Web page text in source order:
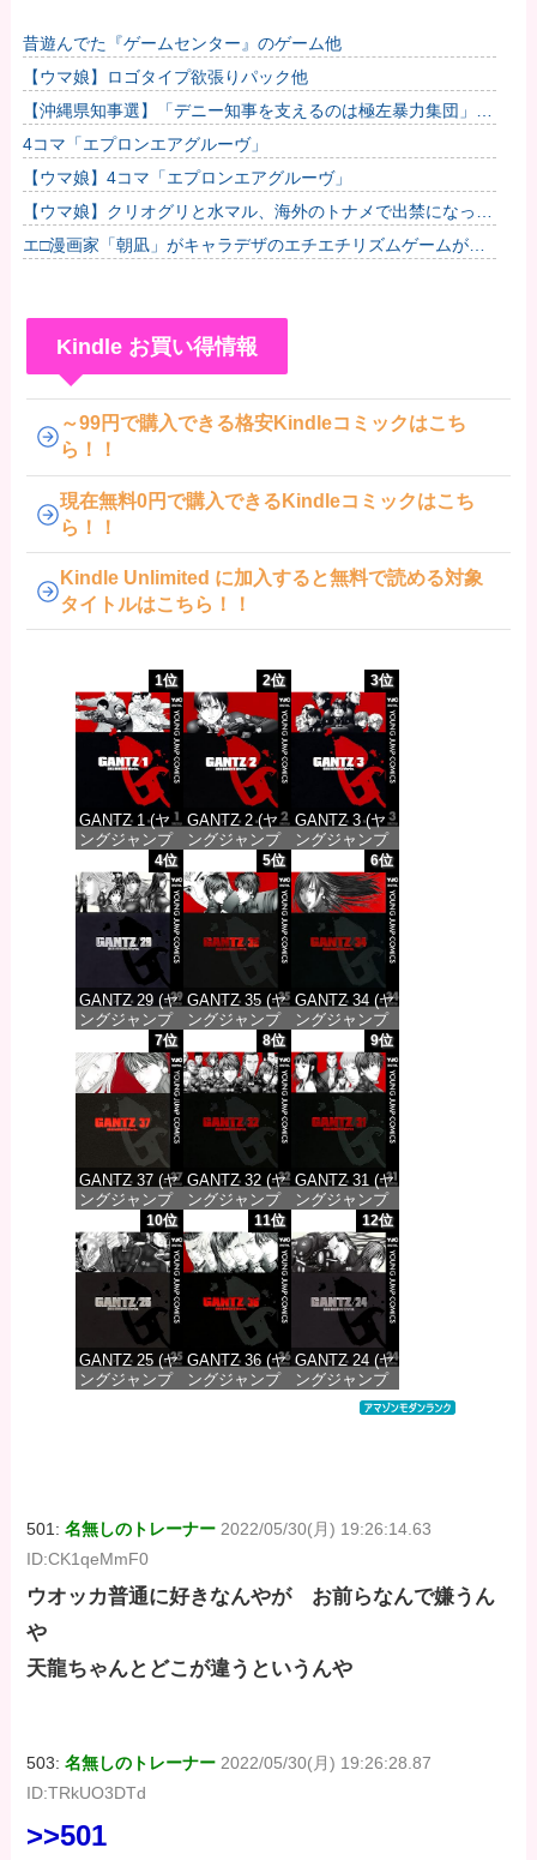
昔遊んでた『ゲームセンター』のゲーム他
【ウマ娘】ロゴタイプ欲張りパック他
【沖縄県知事選】「デニー知事を支えるのは極左暴力集団」発
言で大炎上ｗｗｗ
4コマ「エプロンエアグルーヴ」
【ウマ娘】4コマ「エプロンエアグルーヴ」
【ウマ娘】クリオグリと水マル、海外のトナメで出禁になって
しまう
エ□漫画家「朝凪」がキャラデザのエチエチリズムゲームが公
Kindle お買い得情報
～99円で購入できる格安Kindleコミックはこち
ら！！
現在無料0円で購入できるKindleコミックはこち
ら！！
Kindle Unlimited に加入すると無料で読める対象
タイトルはこちら！！
1位
GANTZ 1 (ヤ
ングジャンプ
コミックス
DIGITAL)
価格：¥617
2位
GANTZ 2 (ヤ
ングジャンプ
コミックス
DIGITAL)
価格：¥617
3位
GANTZ 3 (ヤ
ングジャンプ
コミックス
DIGITAL)
価格：¥617
4位
GANTZ 29 (ヤ
ングジャンプ
コミックス
DIGITAL)
価格：¥647
5位
GANTZ 35 (ヤ
ングジャンプ
コミックス
DIGITAL)
価格：¥647
6位
GANTZ 34 (ヤ
ングジャンプ
コミックス
DIGITAL)
価格：¥647
7位
GANTZ 37 (ヤ
ングジャンプ
コミックス
DIGITAL)
価格：¥647
8位
GANTZ 32 (ヤ
ングジャンプ
コミックス
DIGITAL)
価格：¥647
9位
GANTZ 31 (ヤ
ングジャンプ
コミックス
DIGITAL)
価格：¥647
10位
GANTZ 25 (ヤ
ングジャンプ
11位
GANTZ 36 (ヤ
ングジャンプ
12位
GANTZ 24 (ヤ
ングジャンプ
コミックス
501:名無しのトレーナー 2022/05/30(月) 19:26:14.63
ID:CK1qeMmF0
ウオッカ普通に好きなんやが お前らなんで嫌うん
や
天龍ちゃんとどこが違うというんや
503:名無しのトレーナー 2022/05/30(月) 19:26:28.87
ID:TRkUO3DTd
>>501